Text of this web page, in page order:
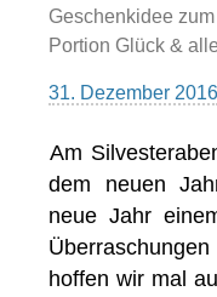
Geschenkidee
Portion Glück &
31. Dezember 2016
Am
dem neuen
neue Jahr
hoffen wir mal